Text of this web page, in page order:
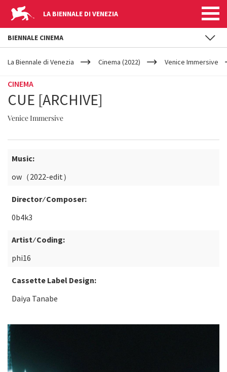
LA BIENNALE DI VENEZIA
YOUR
ARE
La Biennale di Venezia Cinema (2022) Venice Immersive
CINEMA
CUE [ARCHIVE]
Venice Immersive
Music:
ow（2022-edit）
Director ⁄ Composer:
0b4k3
Artist ⁄ Coding:
phi16
Cassette Label Design:
Daiya Tanabe
BIENNALE CINEMA